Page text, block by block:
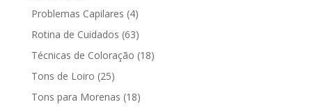
Problemas Capilares (4)
Rotina de Cuidados (63)
Técnicas de Coloração (18)
Tons de Loiro (25)
Tons para Morenas (18)